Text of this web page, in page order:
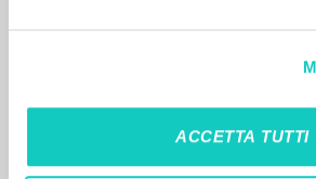
ACCETTA TUTTI
Este portal recoge y pone a
usuarios los textos de Luigi